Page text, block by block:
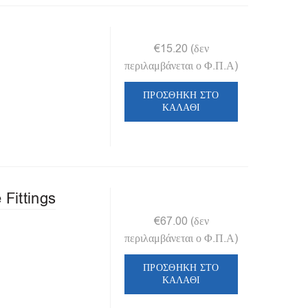
€15.20 (δεν
περιλαμβάνεται ο Φ.Π.Α)
ΠΡΟΣΘΉΚΗ ΣΤΟ
ΚΑΛΆΘΙ
Fittings
€67.00 (δεν
περιλαμβάνεται ο Φ.Π.Α)
ΠΡΟΣΘΉΚΗ ΣΤΟ
ΚΑΛΆΘΙ